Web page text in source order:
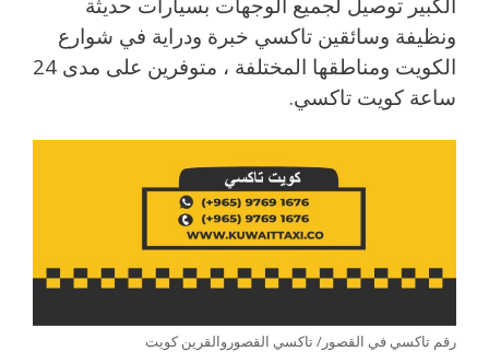
ونظيفة وسائقين تاكسي خبرة ودراية في شوارع
الكويت ومناطقها المختلفة ، متوفرين على مدى 24
ساعة كويت تاكسي.
رقم تاكسي في القصور/ تاكسي القصوروالقرين كويت